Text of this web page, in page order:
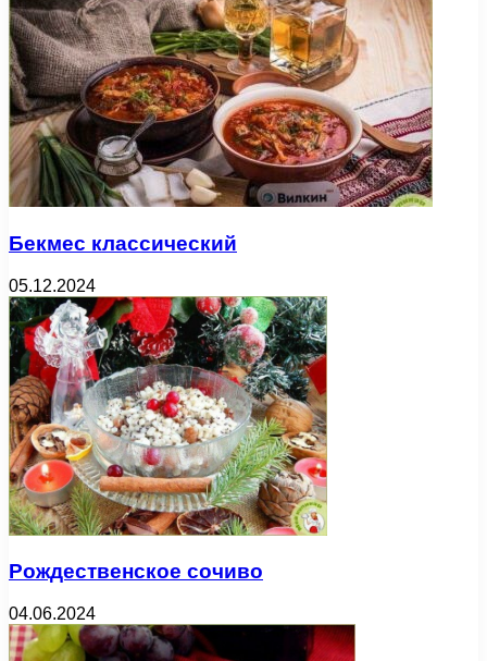
Бекмес классический
05.12.2024
Рождественское сочиво
04.06.2024